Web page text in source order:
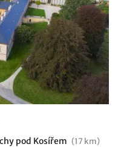
pod Kosířem (17 km)